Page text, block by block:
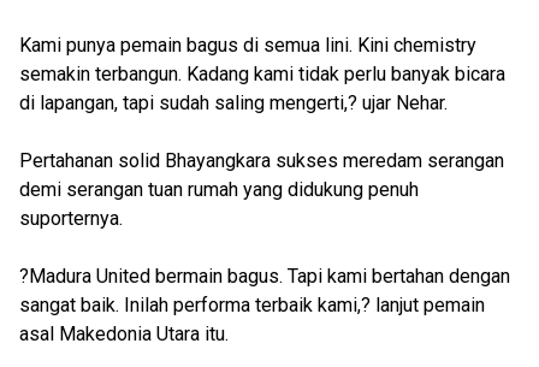
Kami punya pemain bagus di semua lini. Kini chemistry
semakin terbangun. Kadang kami tidak perlu banyak bicara
di lapangan, tapi sudah saling mengerti,? ujar Nehar.
Pertahanan solid Bhayangkara sukses meredam serangan
demi serangan tuan rumah yang didukung penuh
suporternya.
?Madura United bermain bagus. Tapi kami bertahan dengan
sangat baik. Inilah performa terbaik kami,? lanjut pemain
asal Makedonia Utara itu.